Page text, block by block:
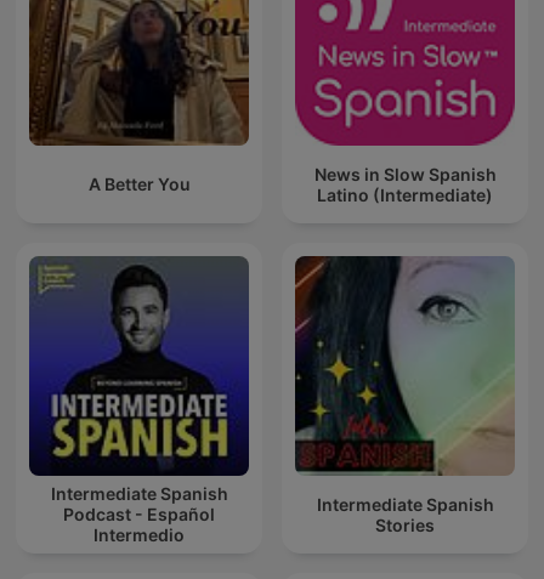
A Better You
News in Slow Spanish
Latino (Intermediate)
Intermediate Spanish
Podcast - Español
Intermedio
Intermediate Spanish
Stories